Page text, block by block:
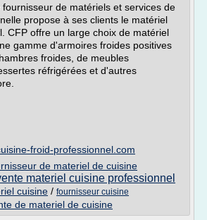
de matériels et services de
propose à ses clients le matériel
CFP offre un large choix de matériel
gamme d'armoires froides positives
froides, de meubles
réfrigérées et d'autres
froid-professionnel.com
de materiel de cuisine
materiel cuisine professionnel
cuisine / fournisseur cuisine
de materiel de cuisine